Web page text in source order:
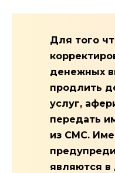
Для того
денежных
продлить
услуг,
передать
из СМС.
являются в